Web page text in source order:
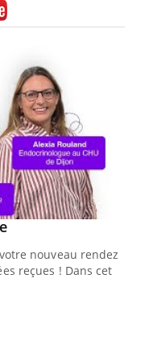
Youtube
nouveau rendez-
reçues ! Dans cet